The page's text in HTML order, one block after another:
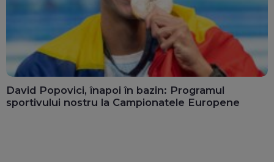
David Popovici, înapoi în bazin: Programul
sportivului nostru la Campionatele Europene